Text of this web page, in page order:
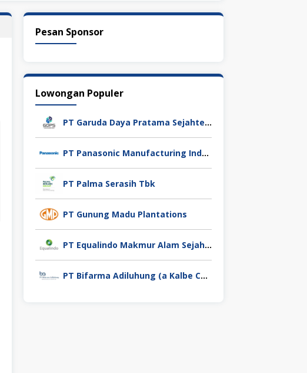
Pesan Sponsor
Lowongan Populer
PT Garuda Daya Pratama Sejahtera
PT Panasonic Manufacturing Indonesia
PT Palma Serasih Tbk
PT Gunung Madu Plantations
PT Equalindo Makmur Alam Sejahtera (Equalindo Group)
PT Bifarma Adiluhung (a Kalbe Company)